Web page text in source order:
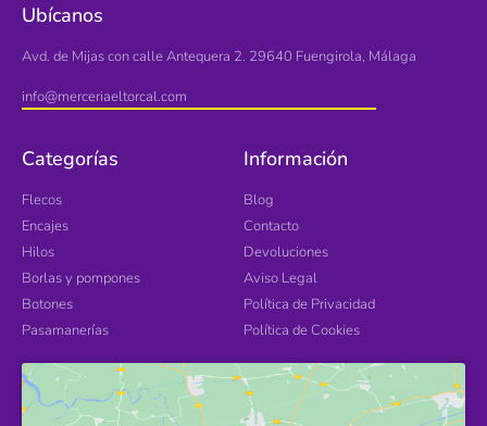
Ubícanos
Avd. de Mijas con calle Antequera 2. 29640 Fuengirola, Málaga
info@merceriaeltorcal.com
Categorías
Flecos
Encajes
Hilos
Borlas y pompones
Botones
Pasamanerías
Información
Blog
Contacto
Devoluciones
Aviso Legal
Política de Privacidad
Política de Cookies